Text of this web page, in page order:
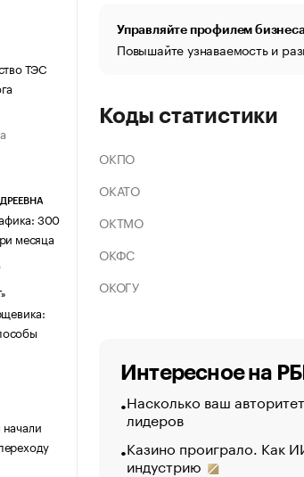
ТЭС
300
месяца
Управляйте профилем
Повышайте узнаваемость и
Коды статистики
ОКПО
ОКАТО
ОКТМО
ОКФС
ОКОГУ
Интересное на
Насколько ваш
лидеров
Казино проиграло. Как
индустрию